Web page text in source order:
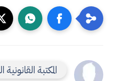
المكتبة القانونية